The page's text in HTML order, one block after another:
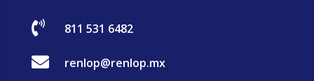
 811 531 6482
 renlop@renlop.mx